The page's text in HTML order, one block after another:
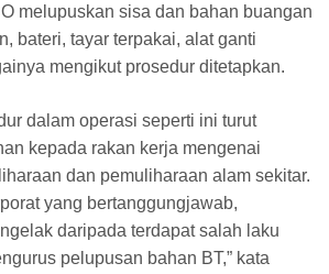
melupuskan sisa dan bahan buangan
bateri, tayar terpakai, alat ganti
mengikut prosedur ditetapkan.
dalam operasi seperti ini turut
kepada rakan kerja mengenai
dan pemuliharaan alam sekitar.
yang bertanggungjawab,
daripada terdapat salah laku
pelupusan bahan BT,” kata